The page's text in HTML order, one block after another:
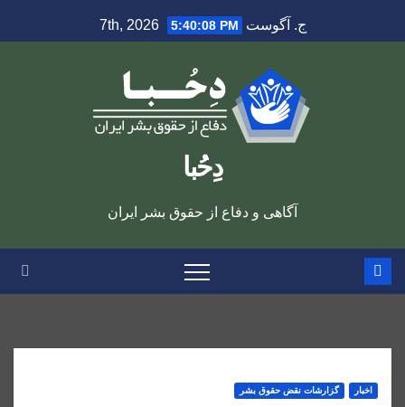
to
ج. آگوست 7th, 2026 5:40:09 PM
دِحُبا
آگاهی و دفاع از حقوق بشر ایران
اخبار گزارشات نقض حقوق بشر